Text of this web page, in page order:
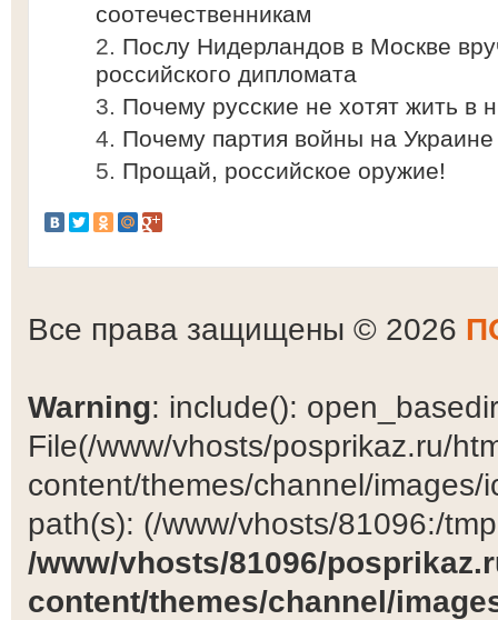
соотечественникам
Послу Нидерландов в Москве
российского дипломата
Почему русские не хотят жить в
Почему партия войны на
Прощай, российское оружие!
Все права защищены © 2026
Warning: include():
File(/www/vhosts/posprikaz.ru/
content/themes/channel/
path(s): (/www/vhosts/81096:/
/www/vhosts/81096/
content/themes/channel/